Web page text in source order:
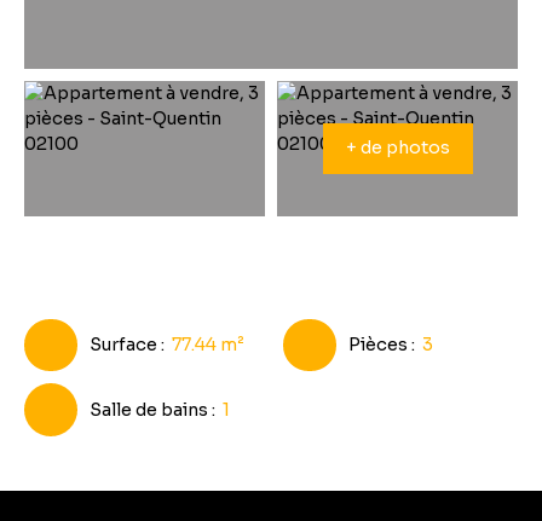
+ de photos
Surface : 77.44 m² Pièces : 3
Salle de bains : 1